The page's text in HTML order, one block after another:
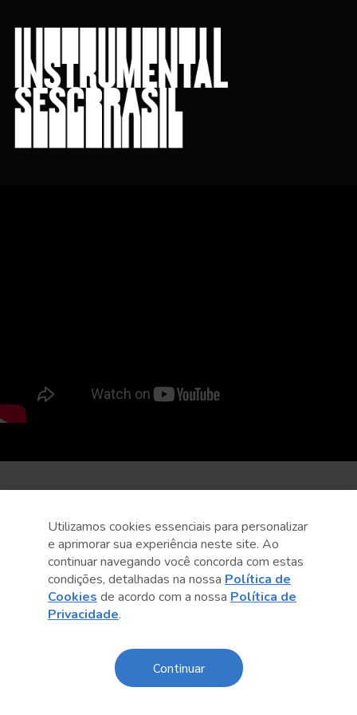
Utilizamos cookies essenciais para personalizar
e aprimorar sua experiência neste site. Ao
continuar navegando você concorda com estas
condições, detalhadas na nossa Política de
Cookies de acordo com a nossa Política de
Privacidade.
Continuar